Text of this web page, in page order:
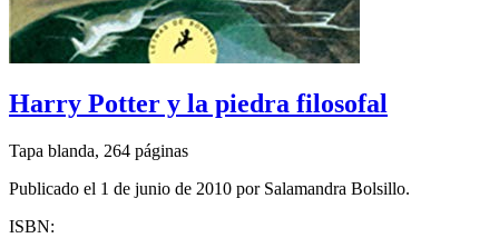
Harry Potter y la piedra filosofal
Tapa blanda, 264 páginas
Publicado el 1 de junio de 2010 por Salamandra Bolsillo.
ISBN: